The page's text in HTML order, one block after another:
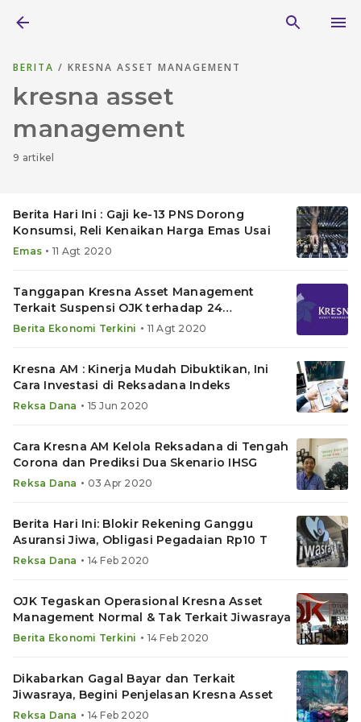
BERITA / KRESNA ASSET MANAGEMENT
kresna asset
management
9 artikel
Berita Hari Ini : Gaji ke-13 PNS Dorong
Konsumsi, Reli Kenaikan Harga Emas Usai
Emas • 11 Agt 2020
Tanggapan Kresna Asset Management
Terkait Suspensi OJK terhadap 24
Reksadana
Berita Ekonomi Terkini • 11 Agt 2020
Kresna AM : Kinerja Mudah Dibuktikan, Ini
Cara Investasi di Reksadana Indeks
Reksa Dana • 15 Jun 2020
Cara Kresna AM Kelola Reksadana di Tengah
Corona dan Prediksi Dua Skenario IHSG
Reksa Dana • 03 Apr 2020
Berita Hari Ini: Blokir Rekening Ganggu
Asuransi Jiwa, Obligasi Pegadaian Rp10 T
Reksa Dana • 14 Feb 2020
OJK Tegaskan Operasional Kresna Asset
Management Normal & Tak Terkait Jiwasraya
Berita Ekonomi Terkini • 14 Feb 2020
Dikabarkan Gagal Bayar dan Terkait
Jiwasraya, Begini Penjelasan Kresna Asset
Reksa Dana • 14 Feb 2020